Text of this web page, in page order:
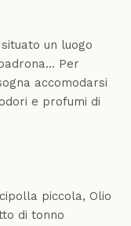
un luogo
Per
accomodarsi
e profumi di
piccola, Olio
di tonno